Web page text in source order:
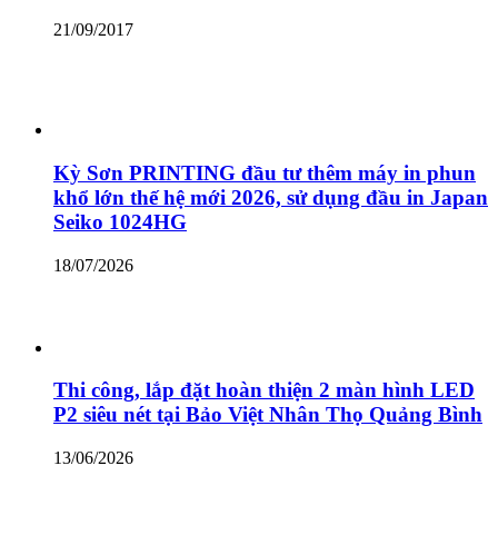
21/09/2017
Kỳ Sơn PRINTING đầu tư thêm máy in phun
khổ lớn thế hệ mới 2026, sử dụng đầu in Japan
Seiko 1024HG
18/07/2026
Thi công, lắp đặt hoàn thiện 2 màn hình LED
P2 siêu nét tại Bảo Việt Nhân Thọ Quảng Bình
13/06/2026